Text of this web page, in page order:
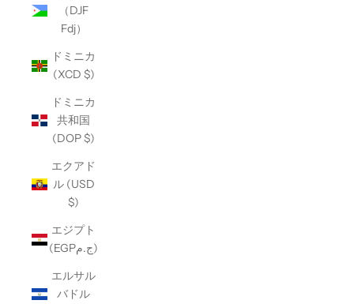
（DJF
Fdj）
ドミニカ
(XCD $)
ドミニカ
共和国
(DOP $)
エクアド
ル (USD
$)
エジプト
(EGPج.م)
エルサル
バドル